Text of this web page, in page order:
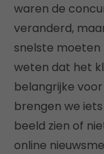
waren de
veranderd,
snelste moeten
weten dat het
belangrijke
brengen we
beeld zien of
online